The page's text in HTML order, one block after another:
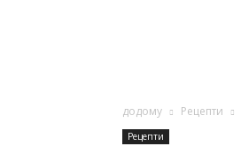
додому Рецепти
Рецепти